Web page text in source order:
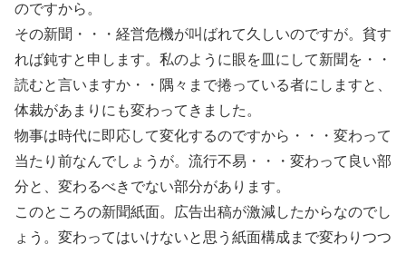
のですから。
その新聞・・・経営危機が叫ばれて久しいのですが。貧す
れば鈍すと申します。私のように眼を皿にして新聞を・・
読むと言いますか・・隅々まで捲っている者にしますと、
体裁があまりにも変わってきました。
物事は時代に即応して変化するのですから・・・変わって
当たり前なんでしょうが。流行不易・・・変わって良い部
分と、変わるべきでない部分があります。
このところの新聞紙面。広告出稿が激減したからなのでし
ょう。変わってはいけないと思う紙面構成まで変わりつつ